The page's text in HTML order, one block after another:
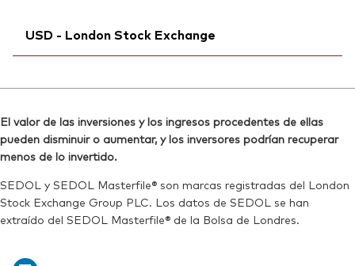
ISIN:
IE000650M1V4
Reuters:VUPA.DE
Bloomberg:VRMG LN
Reuters:VRMG.L
SEDOL:BVYDFM8
Ticker de cotización:VRMG
USD - London Stock Exchange
ISIN:IE000650M1V4
Reuters:VRMA.L
SEDOL: BVYDFL7
Ticker de cotización:VRMA
El valor de las inversiones y los ingresos procedentes de ellas
pueden disminuir o aumentar, y los inversores podrían recuperar
menos de lo invertido.
SEDOL y SEDOL Masterfile® son marcas registradas del London
Stock Exchange Group PLC. Los datos de SEDOL se han
extraído del SEDOL Masterfile® de la Bolsa de Londres.